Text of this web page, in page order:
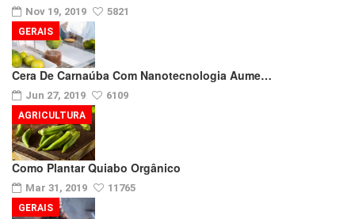
Nov 19, 2019 5821
Cera De Carnaúba Com Nanotecnologia Aume…
Jun 27, 2019 6109
GERAIS
Como Plantar Quiabo Orgânico
Mar 31, 2019 11765
AGRICULTURA
GERAIS